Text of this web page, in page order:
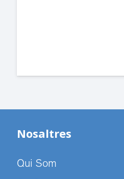
Nosaltres
Qui Som